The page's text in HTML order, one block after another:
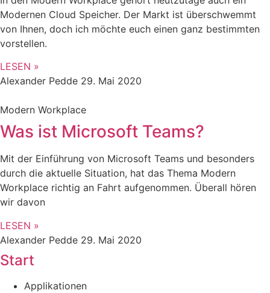
Modernen Cloud Speicher. Der Markt ist überschwemmt
von Ihnen, doch ich möchte euch einen ganz bestimmten
vorstellen.
LESEN »
Alexander Pedde 29. Mai 2020
Modern Workplace
Was ist Microsoft Teams?
Mit der Einführung von Microsoft Teams und besonders
durch die aktuelle Situation, hat das Thema Modern
Workplace richtig an Fahrt aufgenommen. Überall hören
wir davon
LESEN »
Alexander Pedde 29. Mai 2020
Start
Applikationen